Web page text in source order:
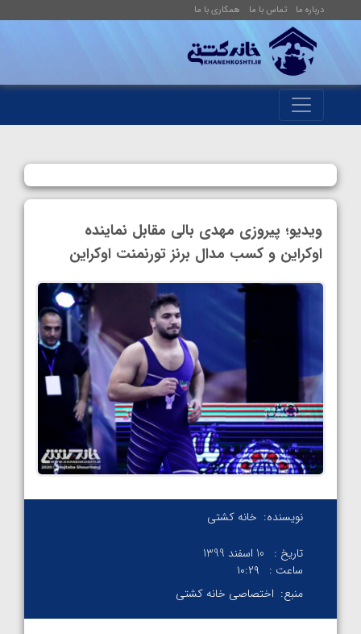
درباره ما تماس با ما همکاری با ما
ویدیو؛ پیروزی مهدی بالی مقابل نماینده
اوکراین و کسب مدال برنز تورنمنت اوکراین
نویسنده: خانه کشتی
تاریخ :
10 اسفند 1399
ساعت :
۱۰:۲۹
منبع: اختصاصی خانه کشتی